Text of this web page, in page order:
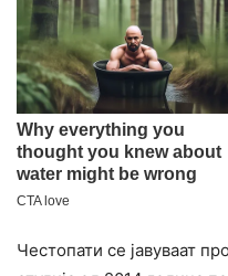
Честопати се јавуваат